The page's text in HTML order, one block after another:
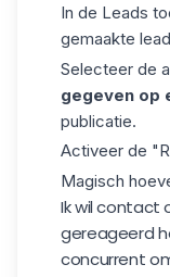
In de Leads
gemaakte
Selecteer de
gegeven op
publicatie.
Activeer de
Magisch
Ik wil contact
gereageerd
concurrent